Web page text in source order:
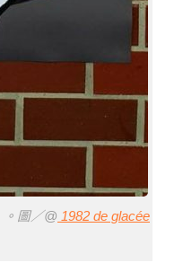
圖／@ 1982 de glacée